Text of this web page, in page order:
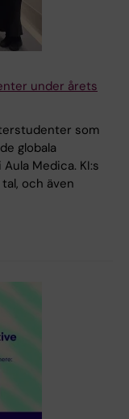
under årets
som
globala
Medica. KI:s
och även